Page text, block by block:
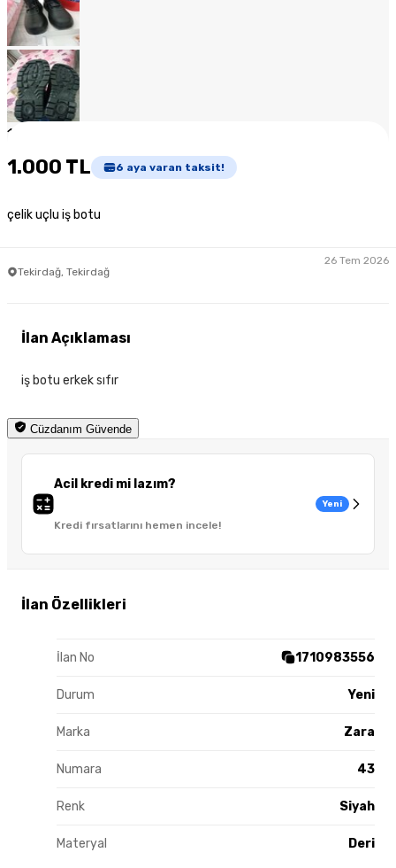
1
1.000 TL 6 aya varan taksit!
çelik uçlu iş botu
Tekirdağ, Tekirdağ
26 Tem 2026
Cüzdanım Güvende
Acil kredi mi lazım?
Kredi fırsatlarını hemen incele!
Yeni
İlan Özellikleri
İlan No 1710983556
Durum Yeni
Marka Zara
Numara 43
Renk Siyah
Materyal Deri
İlan Açıklaması
iş botu erkek sıfır